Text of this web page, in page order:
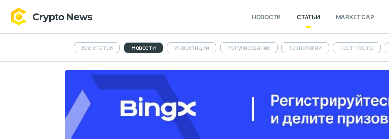
НОВОСТИ СТАТЬИ MARKET CAP
Все статьи Новости Инвестиции Регулирование Технологии Гест-посты